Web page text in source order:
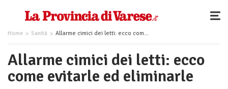
Home Sanità Allarme cimici dei letti: ecco come evitarle ed eliminarle
Allarme cimici dei letti: ecco
come evitarle ed eliminarle